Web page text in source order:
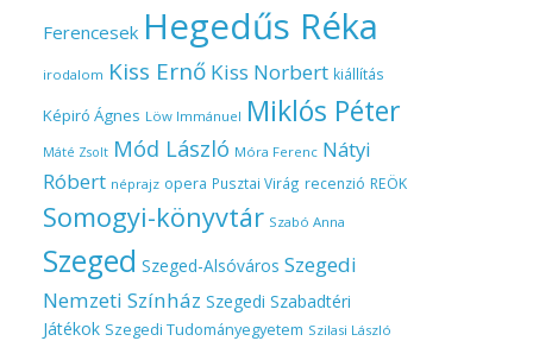
Ferencesek Hegedűs Réka
irodalom Kiss Ernő Kiss Norbert kiállítás
Képiró Ágnes Löw Immánuel Miklós Péter
Máté Zsolt Mód László Móra Ferenc Nátyi
Róbert néprajz opera Pusztai Virág recenzió REÖK
Somogyi-könyvtár Szabó Anna
Szeged Szeged-Alsóváros Szegedi
Nemzeti Színház Szegedi Szabadtéri
Játékok Szegedi Tudományegyetem Szilasi László